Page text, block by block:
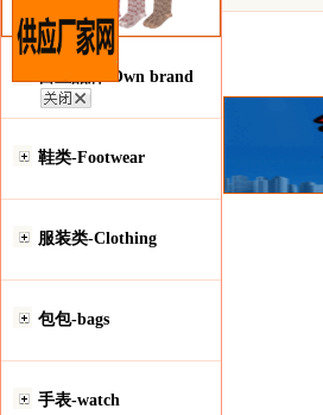
自主品牌-Own brand
鞋类-Footwear
服装类-Clothing
包包-bags
手表-watch